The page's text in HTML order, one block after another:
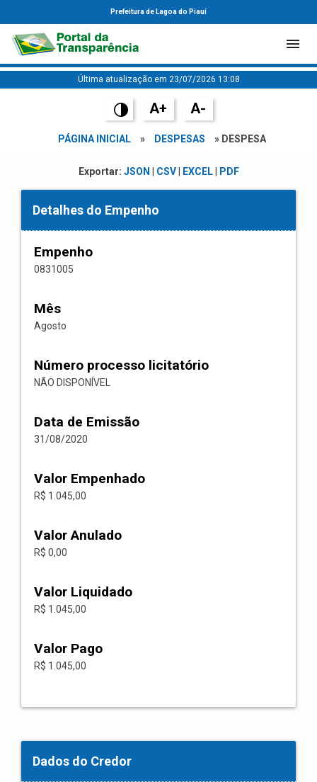
Prefeitura de Lagoa do Piauí
Última atualização em 23/07/2026 13:08
A+ A-
PÁGINA INICIAL » DESPESAS » DESPESA
Exportar: JSON CSV| EXCEL| PDF
Detalhes do Empenho
Empenho
0831005
Mês
Agosto
Número processo licitatório
NÃO DISPONÍVEL
Data de Emissão
31/08/2020
Valor Empenhado
R$ 1.045,00
Valor Anulado
R$ 0,00
Valor Liquidado
R$ 1.045,00
Valor Pago
R$ 1.045,00
Dados do Credor